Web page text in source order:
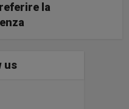
la
us